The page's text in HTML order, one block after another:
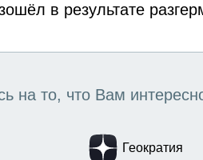
в результате
на то, что Вам
Геократия